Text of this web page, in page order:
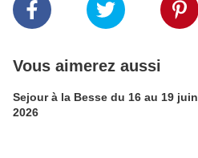
Vous aimerez aussi
Sejour à la Besse du 16 au 19 juin
2026